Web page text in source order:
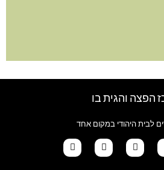
הפצה והגית בו
לבית היהודי במקום אחד